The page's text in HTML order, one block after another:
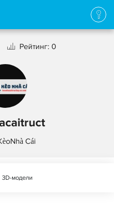
Рейтинг: 0
Cái
3D-модели